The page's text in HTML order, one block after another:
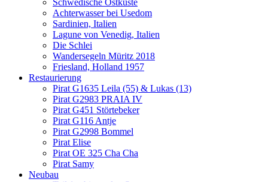
Schwedische Ostküste
Achterwasser bei Usedom
Sardinien, Italien
Lagune von Venedig, Italien
Die Schlei
Wandersegeln Müritz 2018
Friesland, Holland 1957
Restaurierung
Pirat G1635 Leila (55) & Lukas (13)
Pirat G2983 PRAIA IV
Pirat G451 Störtebeker
Pirat G116 Antje
Pirat G2998 Bommel
Pirat Elise
Pirat OE 325 Cha Cha
Pirat Samy
Neubau